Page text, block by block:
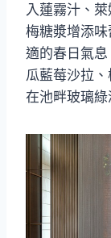
入蓮霧汁、
梅糖漿增添
適的春日氣
瓜藍莓沙拉
在池畔玻璃綠